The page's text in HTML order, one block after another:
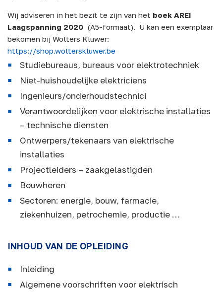
Wij adviseren in het bezit te zijn van het boek AREI
Laagspanning 2020 (A5-formaat). U kan een exemplaar
bekomen bij Wolters Kluwer:
https://shop.wolterskluwer.be
Studiebureaus, bureaus voor elektrotechniek
Niet-huishoudelijke elektriciens
Ingenieurs/onderhoudstechnici
Verantwoordelijken voor elektrische installaties
– technische diensten
Ontwerpers/tekenaars van elektrische
installaties
Projectleiders – zaakgelastigden
Bouwheren
Sectoren: energie, bouw, farmacie,
ziekenhuizen, petrochemie, productie …
INHOUD VAN DE OPLEIDING
Inleiding
Algemene voorschriften voor elektrisch